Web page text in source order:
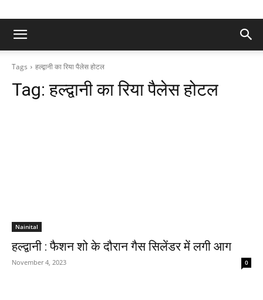
Tags हल्द्वानी का रिया पैलेस होटल
Tag:हल्द्वानी का रिया पैलेस होटल
Nainital
हल्द्वानी : फैशन शो के दौरान गैस सिलेंडर में लगी आग
November 4, 2023 0